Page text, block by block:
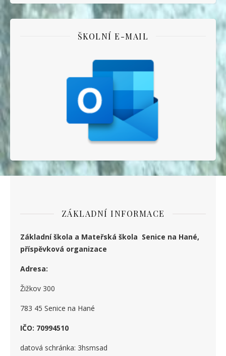
ŠKOLNÍ E-MAIL
ZÁKLADNÍ INFORMACE
Základní škola a Mateřská škola Senice na Hané,
příspěvková organizace
Adresa:
Žižkov 300
783 45 Senice na Hané
IČO: 70994510
datová schránka: 3hsmsad